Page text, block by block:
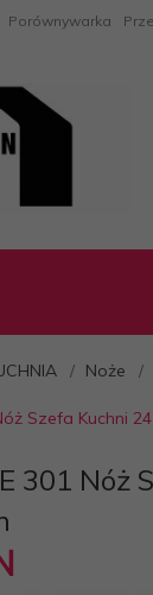
Porównywarka
Noże
Szefa Kuchni
301 Nóż